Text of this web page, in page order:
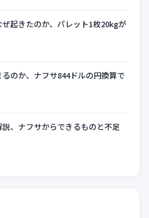
起きたのか、パレット1枚20kgが
のか、ナフサ844ドルの円換算で
、ナフサからできるものと不足